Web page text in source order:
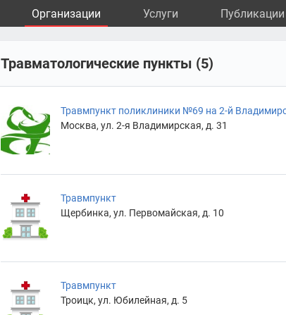
Организации Услуги Публикации
Травматологические пункты (5)
Травмпункт поликлиники №69 на 2-й
Москва, ул. 2-я Владимирская, д. 31
Травмпункт
Щербинка, ул. Первомайская, д. 10
Травмпункт
Троицк, ул. Юбилейная, д. 5